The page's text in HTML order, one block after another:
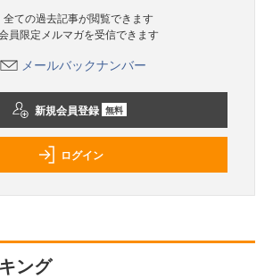
全ての過去記事が閲覧できます
員限定メルマガを受信できます
メールバックナンバー
新規会員登録 無料
ログイン
ング